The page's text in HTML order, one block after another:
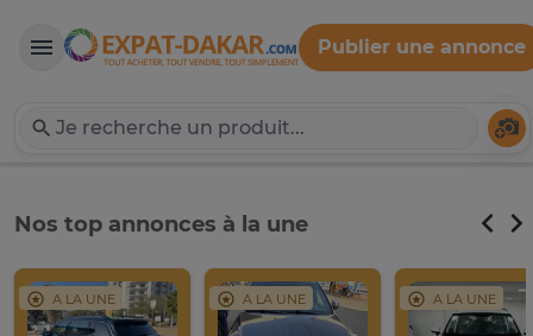
Expat-Dakar
Publier une annonce
Nos top annonces à la une
A LA UNE A LA UNE A LA UNE